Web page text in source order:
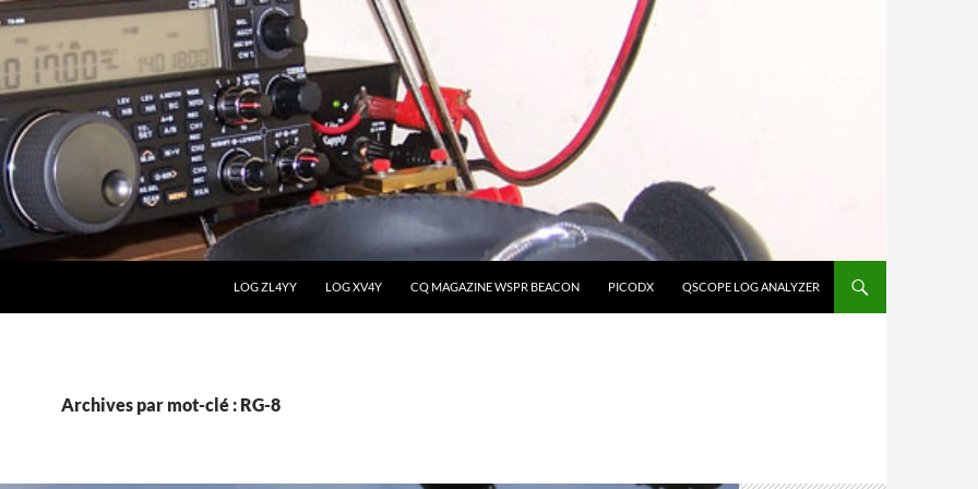
LOG ZL4YY LOG XV4Y CQ MAGAZINE WSPR BEACON PICODX QSCOPE LOG ANALYZER
Archives par mot-clé : RG-8